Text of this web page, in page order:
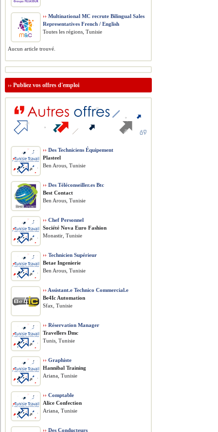
›› Multinational MC recrute Bilingual Sales
Representatives French / English
Toutes les régions, Tunisie
Aucun article trouvé.
››Publiez vos offres d'emploi
›› Des Techniciens Équipement
Plasteel
Ben Arous, Tunisie
›› Des Téléconseiller.es Btc
Best Contact
Ben Arous, Tunisie
›› Chef Personnel
Société Nova Euro Fashion
Monastir, Tunisie
›› Technicien Supérieur
Betae Ingenierie
Ben Arous, Tunisie
›› Assistant.e Technico Commercial.e
Be4Ic Automation
Sfax, Tunisie
›› Réservation Manager
Travellers Dmc
Tunis, Tunisie
›› Graphiste
Hannibal Training
Ariana, Tunisie
›› Comptable
Alice Confection
Ariana, Tunisie
›› Des Conducteurs